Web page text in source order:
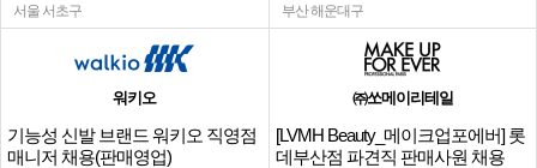
서울 서초구 부산 해운대구
워키오
기능성 신발 브랜드 워키오 직영점
매니저 채용(판매영업)
㈜쏘메이리테일
[LVMH Beauty_메이크업포에버] 롯
데부산점 파견직 판매사원 채용